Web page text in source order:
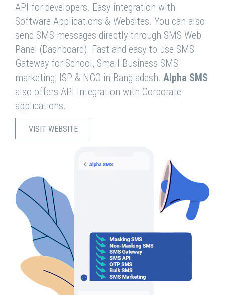
API for developers. Easy integration with
Software Applications & Websites. You can also
send SMS messages directly through SMS Web
Panel (Dashboard). Fast and easy to use SMS
Gateway for School, Small Business SMS
marketing, ISP & NGO in Bangladesh. Alpha SMS
also offers API Integration with Corporate
applications.
VISIT WEBSITE